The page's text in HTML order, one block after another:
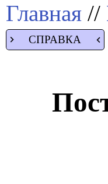
Главная //
СПРАВКА